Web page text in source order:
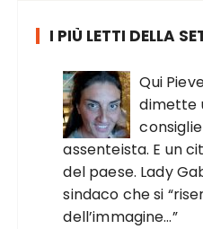
I PIÙ LETTI DELLA
Qui
dimette
assenteista. E un
del paese. Lady
sindaco che si
dell’immagine…”